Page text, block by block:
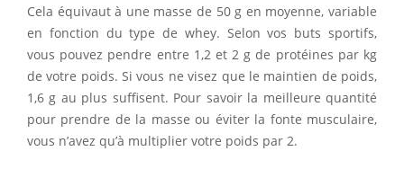
Cela équivaut à une masse de 50 g en moyenne, variable
en fonction du type de whey. Selon vos buts sportifs,
vous pouvez pendre entre 1,2 et 2 g de protéines par kg
de votre poids. Si vous ne visez que le maintien de poids,
1,6 g au plus suffisent. Pour savoir la meilleure quantité
pour prendre de la masse ou éviter la fonte musculaire,
vous n’avez qu’à multiplier votre poids par 2.